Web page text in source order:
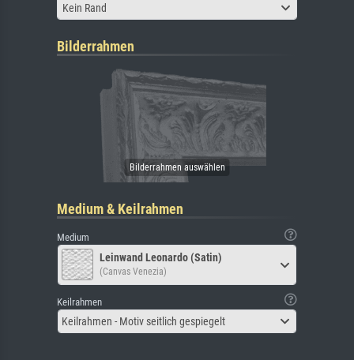
Kein Rand
Bilderrahmen
Medium & Keilrahmen
Medium
Leinwand Leonardo (Satin)
(Canvas Venezia)
Keilrahmen
Keilrahmen - Motiv seitlich gespiegelt